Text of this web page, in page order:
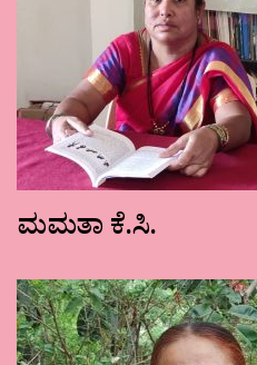
ಮಮತಾ ಕೆ.ಸಿ.